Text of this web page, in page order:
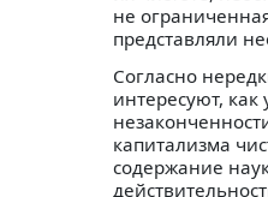
не
представляли
Согласно
интересуют,
капитализма
содержание